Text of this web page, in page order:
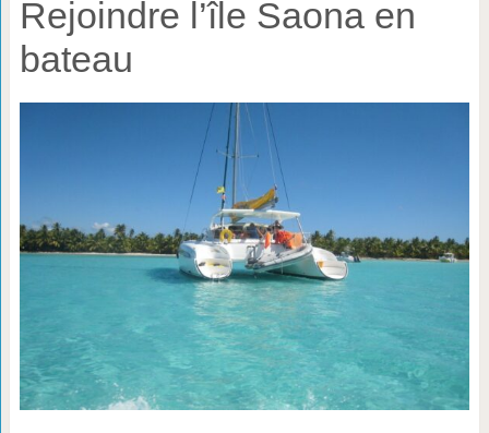
Rejoindre l’île Saona en
bateau